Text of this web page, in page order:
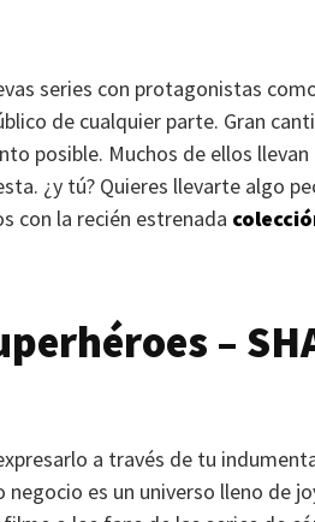
series con protagonistas
de cualquier parte. Gran
posible. Muchos de ellos
¿y tú? Quieres llevarte algo
con la recién estrenada
–
a través de tu
es un universo lleno de